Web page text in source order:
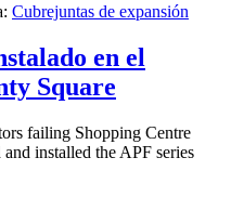
Cubrejuntas de expansión
en el
Square
failing Shopping Centre
installed the APF series